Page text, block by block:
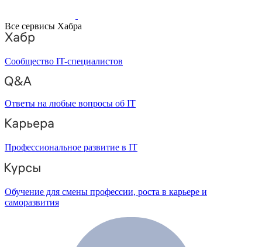
Все сервисы Хабра
Сообщество IT-специалистов
Ответы на любые вопросы об IT
Профессиональное развитие в IT
Обучение для смены профессии, роста в карьере и
саморазвития